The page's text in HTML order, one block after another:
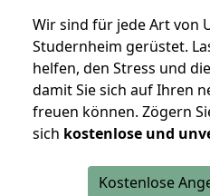
Wir sind für jede Art von
Studernheim gerüstet.
helfen, den Stress und
damit Sie sich auf Ihren
freuen können. Zögern
sich kostenlose und
Kostenlose